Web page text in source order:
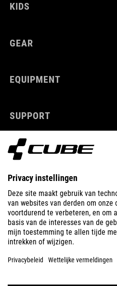
KIDS
GEAR
EQUIPMENT
SUPPORT
ABOUT US
EXPLORE